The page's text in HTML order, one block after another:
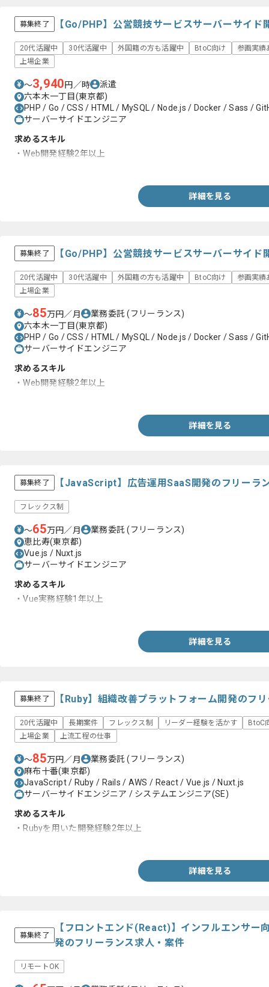
募集終了 【Go/PHP】公営競技サービスサーバーサイド
20代活躍中 30代活躍中 外国籍の方も活躍中 BtoC向け
参画実績
上場企業
〜3,940円／時
派遣
六本木一丁目(東京都)
PHP / Go / CSS / HTML / MySQL / Node.js / Docker / Sass /
サーバーサイドエンジニア
求めるスキル
・Web開発経験2年以上
詳細を見る
募集終了 【Go/PHP】公営競技サービスサーバーサイ
20代活躍中 30代活躍中 外国籍の方も活躍中 BtoC向け
参画実績
上場企業
〜85万円／月 業務委託(フリーランス)
六本木一丁目(東京都)
PHP / Go / CSS / HTML / MySQL / Node.js / Docker / Sass /
サーバーサイドエンジニア
求めるスキル
・Web開発経験2年以上
詳細を見る
募集終了 【JavaScript】広告運用SaaS開発のフリーラ
フレックス制
〜65万円／月 業務委託(フリーランス)
恵比寿(東京都)
Vue.js / Nuxt.js
サーバーサイドエンジニア
求めるスキル
・Vue実務経験1年以上
詳細を見る
募集終了 【Ruby】組織改善プラットフォーム開発のフ
20代活躍中 長期案件 フレックス制 リーダー経験を活かす
BtoC
上場企業
上流工程の仕事
〜85万円／月 業務委託(フリーランス)
麻布十番(東京都)
JavaScript / Ruby / Rails / AWS / React / Vue.js / Nuxt.js
サーバーサイドエンジニア / システムエンジニア(SE)
求めるスキル
・Rubyを用いた開発経験2年以上
詳細を見る
募集終了
【フロントエンド(React)】インフルエンサー
発のフリーランス求人・案件
リモートOK